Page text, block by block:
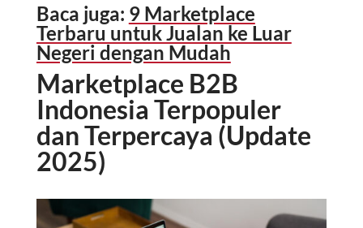
Baca juga: 9 Marketplace
Terbaru untuk Jualan ke Luar
Negeri dengan Mudah
Marketplace B2B
Indonesia Terpopuler
dan Terpercaya (Update
2025)